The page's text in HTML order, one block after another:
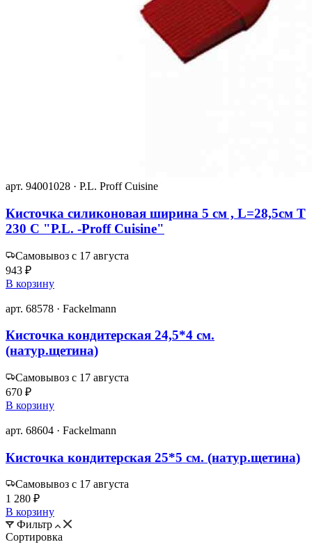
арт. 94001028 · P.L. Proff Cuisine
Кисточка силиконовая ширина 5 см , L=28,5см T
230 С "P.L. -Proff Cuisine"
Самовывоз с 17 августа
943 ₽
В корзину
арт. 68578 · Fackelmann
Кисточка кондитерская 24,5*4 см.
(натур.щетина)
Самовывоз с 17 августа
670 ₽
В корзину
арт. 68604 · Fackelmann
Кисточка кондитерская 25*5 см. (натур.щетина)
Самовывоз с 17 августа
1 280 ₽
В корзину
Фильтр
Сортировка